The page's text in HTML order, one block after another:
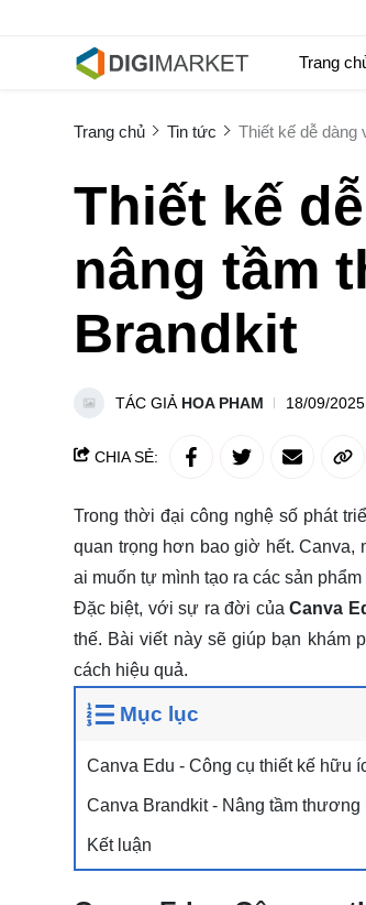
Trang
Trang chủ Tin tức Thiết kế dễ dàng
Thiết kế
nâng tầm
Brandkit
TÁC GIẢ HOA PHAM 18/09/2025
CHIA SẺ:
Trong thời đại công nghệ số phát
quan trọng hơn bao giờ hết. Canva,
ai muốn tự mình tạo ra các sản
Đặc biệt, với sự ra đời của Canva
thế. Bài viết này sẽ giúp bạn khám
cách hiệu quả.
Mục lục
Canva Edu - Công cụ thiết kế hữu
Canva Brandkit - Nâng tầm thương
Kết luận